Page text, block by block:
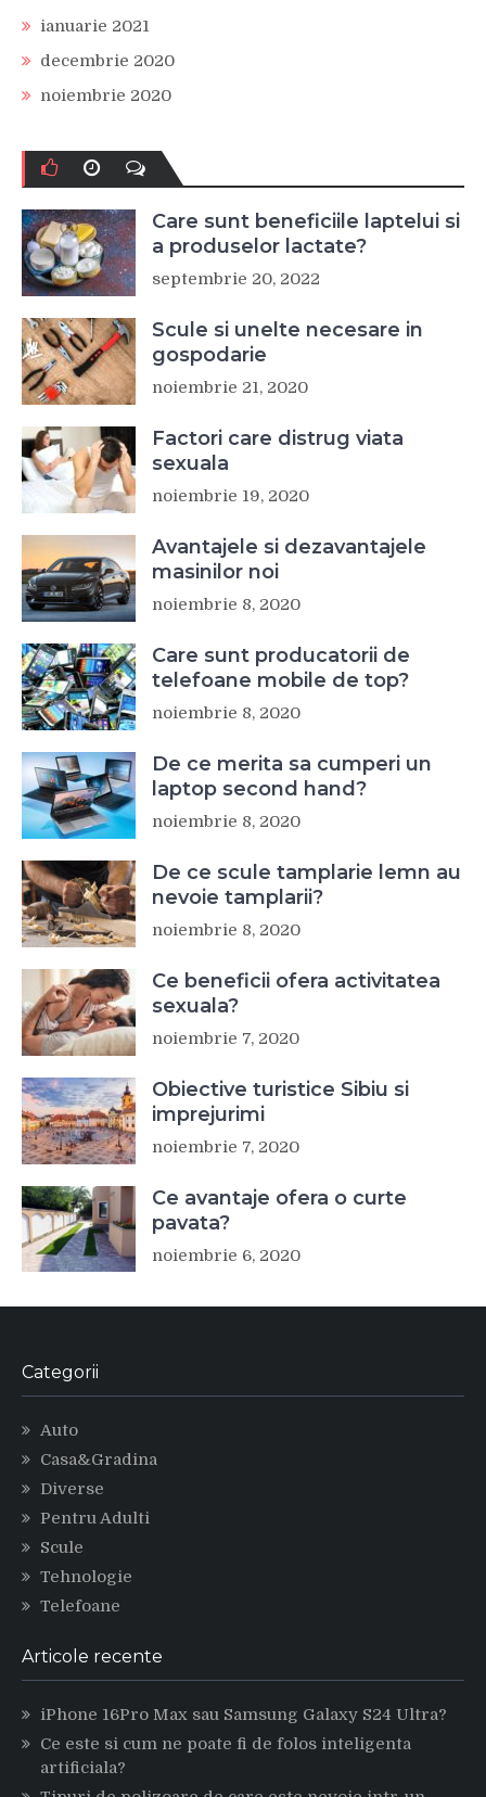
ianuarie 2021
decembrie 2020
noiembrie 2020
Care sunt beneficiile laptelui si
a produselor lactate?
septembrie 20, 2022
Scule si unelte necesare in
gospodarie
noiembrie 21, 2020
Factori care distrug viata
sexuala
noiembrie 19, 2020
Avantajele si dezavantajele
masinilor noi
noiembrie 8, 2020
Care sunt producatorii de
telefoane mobile de top?
noiembrie 8, 2020
De ce merita sa cumperi un
laptop second hand?
noiembrie 8, 2020
De ce scule tamplarie lemn au
nevoie tamplarii?
noiembrie 8, 2020
Ce beneficii ofera activitatea
sexuala?
noiembrie 7, 2020
Obiective turistice Sibiu si
imprejurimi
noiembrie 7, 2020
Ce avantaje ofera o curte
pavata?
noiembrie 6, 2020
Categorii
Auto
Casa&Gradina
Diverse
Pentru Adulti
Scule
Tehnologie
Telefoane
Articole recente
iPhone 16Pro Max sau Samsung Galaxy S24 Ultra?
Ce este si cum ne poate fi de folos inteligenta
artificiala?